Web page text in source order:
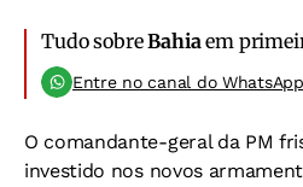
Tudo sobreBahiaem
Entre no canal do
O comandante-geral da PM
investido nos novos